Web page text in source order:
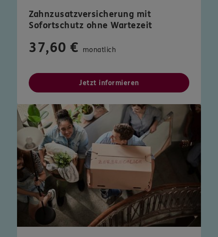
Zahnzusatzversicherung mit
Sofortschutz ohne Wartezeit
37,60 € monatlich
Jetzt informieren